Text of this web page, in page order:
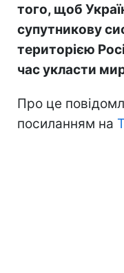
того, щоб
супутникову
територією
час укласти
Про це
посиланням на